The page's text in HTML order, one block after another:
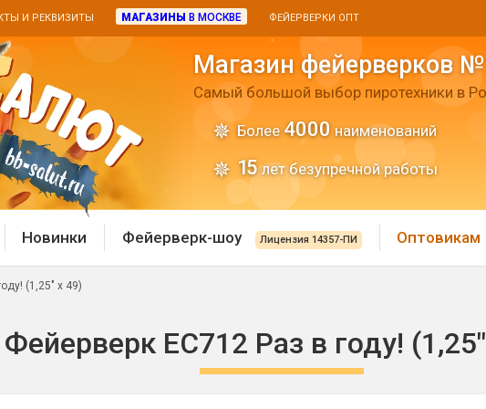
И РЕКВИЗИТЫ МАГАЗИНЫ В МОСКВЕ ФЕЙЕРВЕРКИ ОПТ
Магазин фейерверков
Самый большой выбор пиротехники в
Более 4000 наименований
15лет безупречной работы
Дневные батареи
Хлопушки и
Новинки Фейерверк-шоу Лицензия 14357-ПИ Оптовикам
(1,25" х 49)
Фейерверк ЕС712 Раз в году!